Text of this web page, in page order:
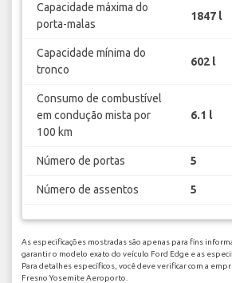
Capacidade máxima do
porta-malas
1847 l
Capacidade mínima do
tronco
602 l
Consumo de combustível
em condução mista por
100 km
6.1 l
Número de portas 5
Número de assentos 5
As especificações mostradas são apenas para fins
garantir o modelo exato do veículo Ford Edge e as
Para detalhes específicos, você deve verificar com a
Fresno Yosemite Aeroporto.